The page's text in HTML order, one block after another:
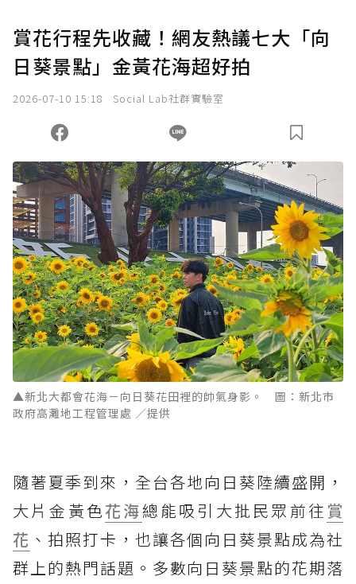
賞花行程先收藏！網友熱議七大「向
日葵景點」金黃花海超好拍
2026-07-10 15:18 Social Lab社群實驗室
▲新北大都會花海－向日葵花田裡的帥氣身影。 圖：新北市
政府高灘地工程管理處 ／提供
隨著夏季到來，全台各地向日葵陸續盛開，
大片金黃色花海總能吸引大批民眾前往 賞
花 、拍照打卡，也讓各個向日葵景點成為社
群上的熱門話題。多數向日葵景點的花期落